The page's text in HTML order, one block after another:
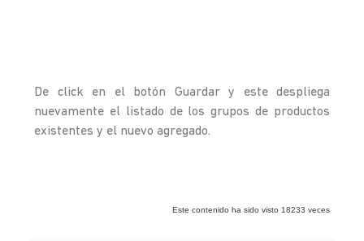
De click en el botón Guardar y este despliega
nuevamente el listado de los grupos de productos
existentes y el nuevo agregado.
Este contenido ha sido visto 18233 veces